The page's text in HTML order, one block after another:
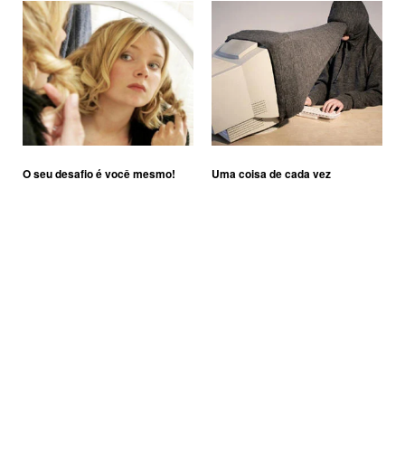
O seu desafio é você mesmo! Uma coisa de cada vez